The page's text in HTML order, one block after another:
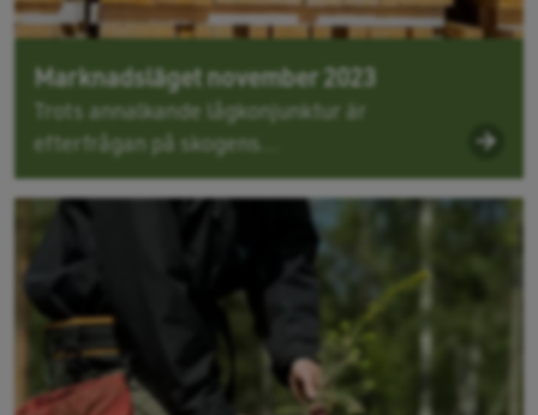
Marknadsläget november 2023
Trots annalkande lågkonjunktur är
efterfrågan på skogens...